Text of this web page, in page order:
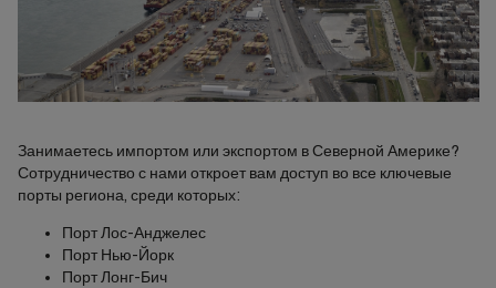
Занимаетесь импортом или экспортом в Северной Америке?
Сотрудничество с нами откроет вам доступ во все ключевые
порты региона, среди которых:
Порт Лос-Анджелес
Порт Нью-Йорк
Порт Лонг-Бич